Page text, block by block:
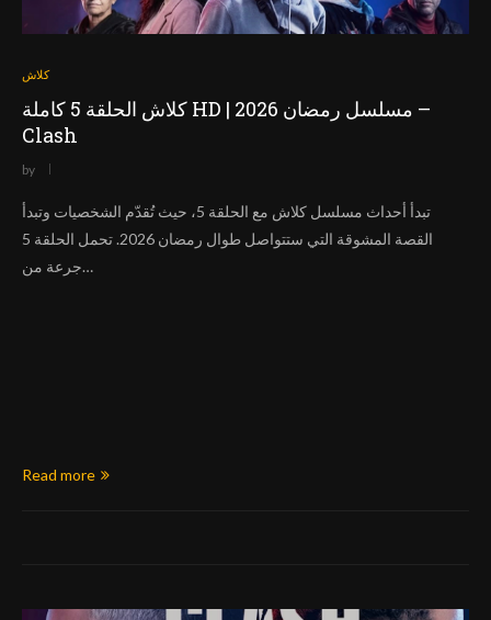
كلاش
كلاش الحلقة 5 كاملة HD | مسلسل رمضان 2026 –
Clash
by
تبدأ أحداث مسلسل كلاش مع الحلقة 5، حيث تُقدّم الشخصيات وتبدأ
القصة المشوقة التي ستتواصل طوال رمضان 2026. تحمل الحلقة 5
جرعة من…
Read more